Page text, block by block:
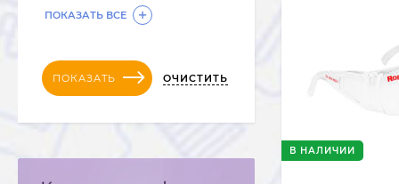
В НАЛИЧИИ
ПОКАЗАТЬ ВСЕ
ПОКАЗАТЬ ОЧИСТИТЬ